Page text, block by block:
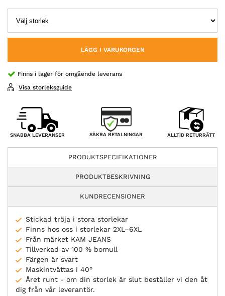
LÄGG I VARUKORGEN
Finns i lager för omgående leverans
Visa storleksguide
SNABBA LEVERANSER SÄKRA BETALNINGAR ALLTID RETURRÄTT
PRODUKTSPECIFIKATIONER
PRODUKTBESKRIVNING
KUNDRECENSIONER
Stickad tröja i stora storlekar
Finns hos oss i storlekar 2XL–6XL
Från märket KAM JEANS
Tillverkad av 100 % bomull
Färgen är svart
Maskintvättas i 40°
Året runt - om din storlek är slut beställer vi den åt
dig från vår leverantör.